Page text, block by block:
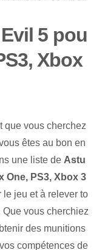
5 pou
Xbox
que vous cherchez
êtes au bon en
une liste de Astu
One, PS3, Xbox‍ 3
jeu et à relever to
vous cherchiez
des munitions
compétences de